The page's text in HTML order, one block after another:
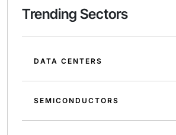
Trending Sectors
DATA CENTERS
SEMICONDUCTORS